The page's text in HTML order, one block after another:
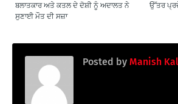
ਉੱਤਰ
ਬਲਾਤਕਾਰ ਅਤੇ ਕਤਲ ਦੇ ਦੋਸ਼ੀ ਨੂੰ ਅਦਾਲਤ ਨੇ
ਸੁਣਾਈ ਮੌਤ ਦੀ ਸਜ਼ਾ
Posted by Manish